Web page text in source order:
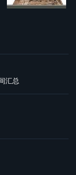
汇总